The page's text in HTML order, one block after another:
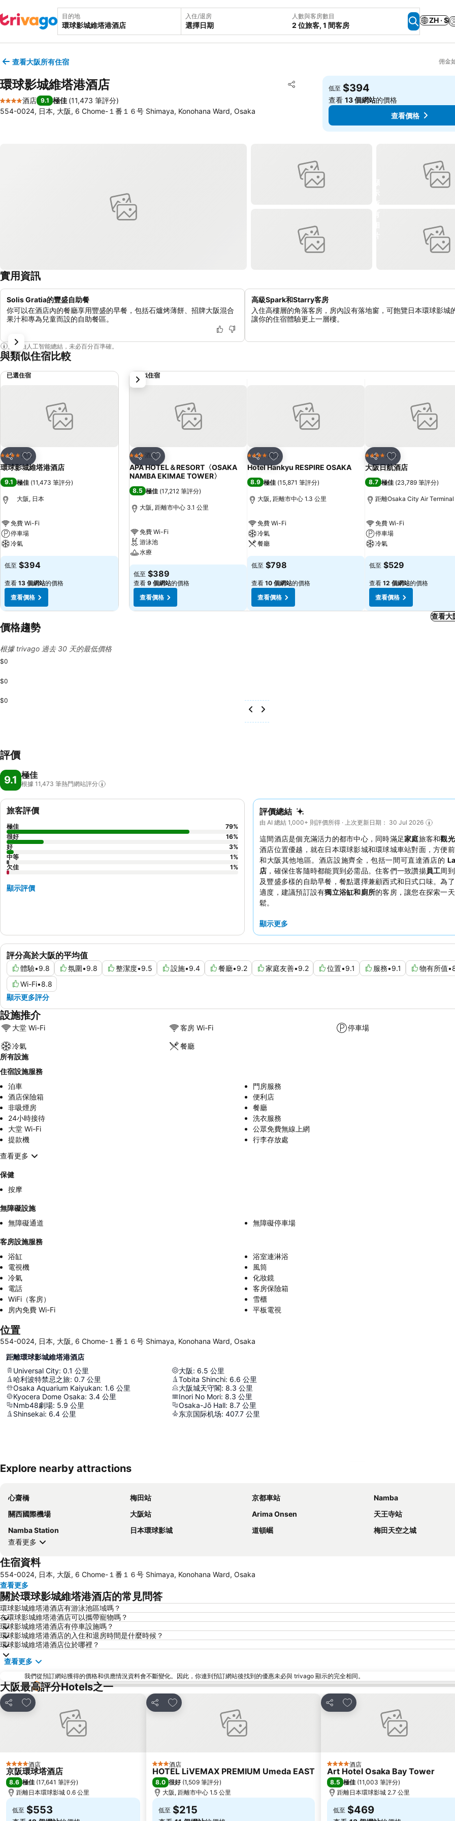
目的地 入住/退房
選擇日期
人數與客房數目
2 位旅客, 1 間客房
ZH · $
查看大阪所有住宿 佣金
環球影城維塔港酒店 分享
放到收藏夾
4 星級
酒店 9.1 極佳 (11,473 筆評分)
554-0024, 日本, 大阪, 6 Chome-１番１６号 Shimaya, Konohana Ward, Osaka
低至 $394
查看13 個網站的價格
查看價格
實用資訊
Solis Gratia的豐盛自助餐
你可以在酒店內的餐廳享用豐盛的早餐，包括石爐烤薄餅、招牌大阪混合
果汁和專為兒童而設的自助餐區。
高級Spark和Starry客房
入住高樓層的角落客房，房內設有落地窗，可飽覽日本環球影城
讓你的住宿體驗更上一層樓。
內容由人工智能總結，未必百分百準確。
與類似住宿比較
已選住宿
分享
放到收藏夾
4 星級 酒店
環球影城維塔港酒店
9.1 極佳 (11,473 筆評分)
大阪, 日本
免費 Wi-Fi
停車場
冷氣
低至 $394
查看 13 個網站的價格
查看價格
類似住宿
分享
放到收藏夾
3 星級酒店
APA HOTEL＆RESORT〈OSAKA
NAMBA EKIMAE TOWER〉
8.5 極佳 (17,212 筆評分)
大阪, 距離市中心 3.1 公里
免費 Wi-Fi
游泳池
水療
低至 $389
查看 9 個網站的價格
查看價格
分享
放到收藏夾
4 星級 酒店
Hotel Hankyu RESPIRE OSAKA
8.9 極佳 (15,871 筆評分)
大阪, 距離市中心 1.3 公里
免費 Wi-Fi
冷氣
餐廳
低至 $798
查看 10 個網站的價格
查看價格
分享
放到收藏夾
4 星級 酒店
大阪日航酒店
8.7 極佳 (23,789 筆評分)
距離Osaka City Air Terminal
免費 Wi-Fi
停車場
冷氣
低至 $529
查看 12 個網站的價格
查看價格
下一步
查看大
價格趨勢
根據 trivago 過去 30 天的最低價格
$0
$0
$0
評價
9.1 極佳
根據 11,473 筆熱門網站評分
評價總結
由 AI 總結 1,000+ 則評價所得 · 上次更新日期： 30 Jul 2026
這間酒店是個充滿活力的都市中心，同時滿足家庭旅客和觀
酒店位置優越，就在日本環球影城和環球城車站對面，方便
和大阪其他地區。酒店設施齊全，包括一間可直達酒店的
店 ，確保住客隨時都能買到必需品。住客們一致讚揚員工周
及豐盛多樣的自助早餐，餐點選擇兼顧西式和日式口味。為
適度，建議預訂設有獨立浴缸和廁所的客房，讓您在探索一
鬆。
顯示更多
評分高於大阪的平均值
體驗•9.8 氛圍•9.8 整潔度•9.5 設施•9.4 餐廳•9.2 家庭友善•9.2 位置•9.1 服務•9.1 物有所值•
Wi-Fi•8.8
顯示更多評分
旅客評價
極佳 79%
很好
16%
好
3%
中等
1%
欠佳
1%
顯示評價
設施推介
大堂 Wi-Fi 客房 Wi-Fi 停車場
冷氣
餐廳
所有設施
住宿設施服務
泊車
門房服務
酒店保險箱
便利店
非吸煙房
餐廳
24小時接待
洗衣服務
大堂 Wi-Fi
公眾免費無線上網
提款機
行李存放處
查看更多
保健
按摩
無障礙設施
無障礙通道
無障礙停車場
客房設施服務
浴缸
浴室連淋浴
電視機
風筒
冷氣
化妝鏡
電話
客房保險箱
WiFi（客房）
雪櫃
房內免費 Wi-Fi
平板電視
位置
554-0024, 日本, 大阪, 6 Chome-１番１６号 Shimaya, Konohana Ward, Osaka
距離環球影城維塔港酒店
Universal City: 0.1 公里
哈利波特禁忌之旅: 0.7 公里
Osaka Aquarium Kaiyukan: 1.6 公里
Kyocera Dome Osaka: 3.4 公里
Nmb48劇場: 5.9 公里
Shinsekai: 6.4 公里
大阪: 6.5 公里
Tobita Shinchi: 6.6 公里
大阪城天守閣: 8.3 公里
Inori No Mori: 8.3 公里
Osaka-Jō Hall: 8.7 公里
东京国际机场: 407.7 公里
Explore nearby attractions
心齋橋 梅田站 京都車站
Namba
關西國際機場
大阪站 Arima Onsen
天王寺站
Namba Station
日本環球影城 道頓崛
梅田天空之城
查看更多
住宿資料
554-0024, 日本, 大阪, 6 Chome-１番１６号 Shimaya, Konohana Ward, Osaka
查看更多
關於環球影城維塔港酒店的常見問答
環球影城維塔港酒店有游泳池區域嗎？
在環球影城維塔港酒店可以攜帶寵物嗎？
環球影城維塔港酒店有停車設施嗎？
環球影城維塔港酒店的入住和退房時間是什麼時候？
環球影城維塔港酒店位於哪裡？
查看更多
我們從預訂網站獲得的價格和供應情況資料會不斷變化。因此，你連到預訂網站後找到的優惠未必與 trivago 顯示的完全相同。
大阪最高評分Hotels之一
分享
放到收藏夾
4 星級 酒店
京阪環球塔酒店
8.6 極佳 (17,641 筆評分)
距離日本環球影城 0.6 公里
低至 $553
分享
放到收藏夾
3 星級酒店
HOTEL LiVEMAX PREMIUM Umeda EAST
8.0 很好 (1,509 筆評分)
大阪, 距離市中心 1.5 公里
低至 $215
分享
放到收藏夾
4 星級 酒店
Art Hotel Osaka Bay Tower
8.5 極佳 (11,003 筆評分)
距離日本環球影城 2.7 公里
低至 $469